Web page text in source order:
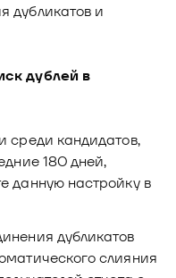
дубликатов и
дублей в
среди кандидатов,
180 дней,
данную настройку в
дубликатов
слияния